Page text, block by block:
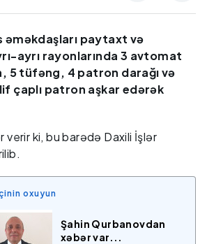
əməkdaşları paytaxt və
ayrı rayonlarında 3 avtomat
5 tüfəng, 4 patron darağı və
çaplı patron aşkar edərək
ki, bu barədə Daxili İşlər
oxuyun
Şahin Qurbanovdan
xəbər var...